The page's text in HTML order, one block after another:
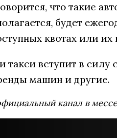
что такие
будет
квотах или их
такси вступит в
машин и другие.
канал в